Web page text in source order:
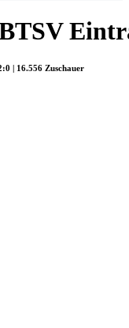
| 16.556 Zuschauer